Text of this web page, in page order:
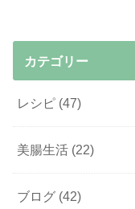
カテゴリー
レシピ (47)
美腸生活 (22)
ブログ (42)